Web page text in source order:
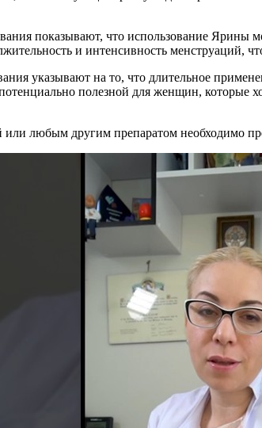
показывают, что использование Ярины
и интенсивность менструаций,
указывают на то, что длительное
полезной для женщин, которые
любым другим препаратом необходимо